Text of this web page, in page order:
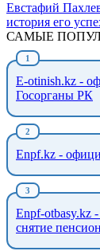
Евстафий
история его
САМЫЕ
E-otinish.kz -
Госорганы РК
Enpf.kz -
Enpf-otbasy.kz
снятие